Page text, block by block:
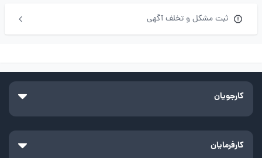
ثبت مشکل و تخلف آگهی
کارجویان
کارفرمایان